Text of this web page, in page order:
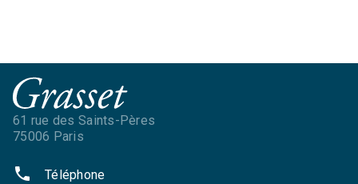
61 rue des Saints-Pères
75006 Paris
phone Téléphone